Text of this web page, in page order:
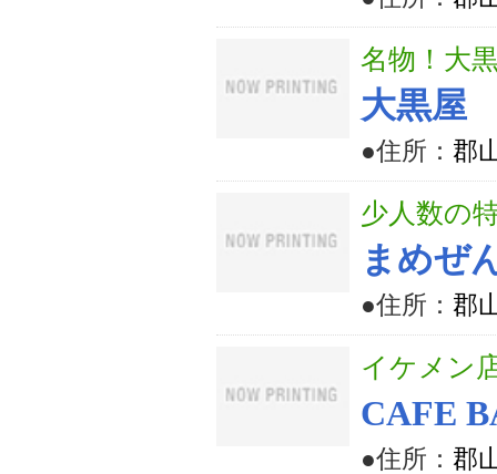
名物！大
大黒屋
●住所： 郡
少人数の
まめぜ
●住所： 郡
イケメン
CAFE
●住所： 郡